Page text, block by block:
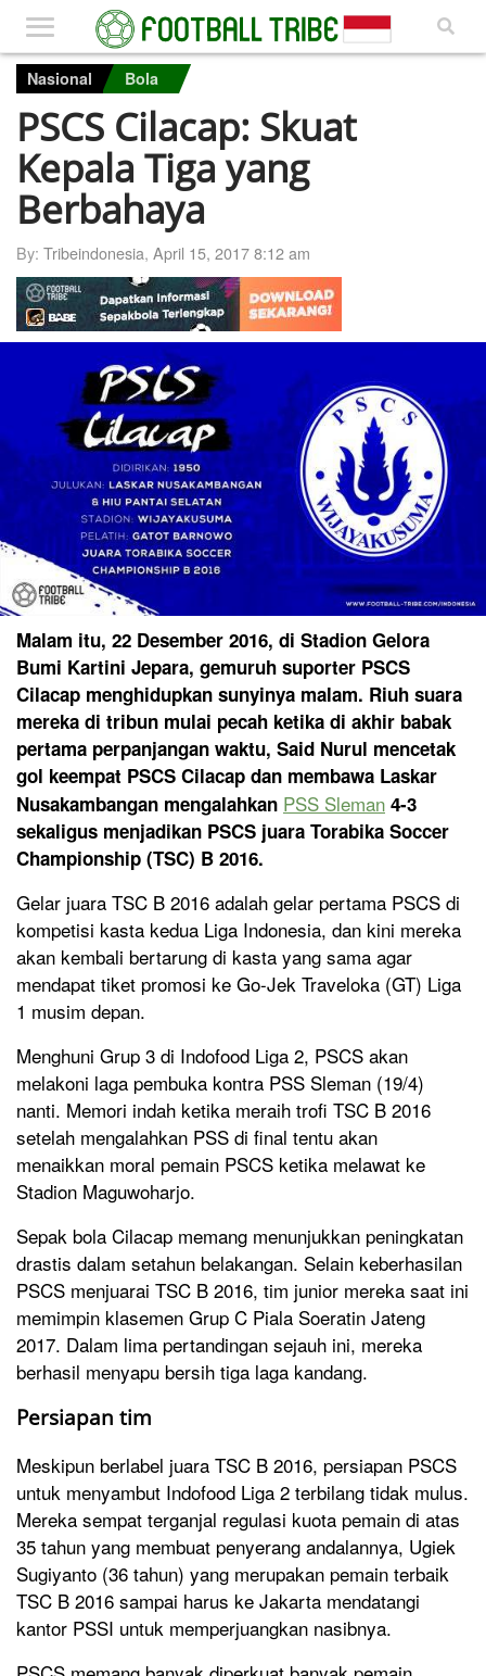
Nasional Bola
PSCS Cilacap: Skuat
Kepala Tiga yang
Berbahaya
By: Tribeindonesia, April 15, 2017 8:12 am
Malam itu, 22 Desember 2016, di Stadion Gelora
Bumi Kartini Jepara, gemuruh suporter PSCS
Cilacap menghidupkan sunyinya malam. Riuh suara
mereka di tribun mulai pecah ketika di akhir babak
pertama perpanjangan waktu, Said Nurul mencetak
gol keempat PSCS Cilacap dan membawa Laskar
Nusakambangan mengalahkan PSS Sleman 4-3
sekaligus menjadikan PSCS juara Torabika Soccer
Championship (TSC) B 2016.
Gelar juara TSC B 2016 adalah gelar pertama PSCS di
kompetisi kasta kedua Liga Indonesia, dan kini mereka
akan kembali bertarung di kasta yang sama agar
mendapat tiket promosi ke Go-Jek Traveloka (GT) Liga
1 musim depan.
Menghuni Grup 3 di Indofood Liga 2, PSCS akan
melakoni laga pembuka kontra PSS Sleman (19/4)
nanti. Memori indah ketika meraih trofi TSC B 2016
setelah mengalahkan PSS di final tentu akan
menaikkan moral pemain PSCS ketika melawat ke
Stadion Maguwoharjo.
Sepak bola Cilacap memang menunjukkan peningkatan
drastis dalam setahun belakangan. Selain keberhasilan
PSCS menjuarai TSC B 2016, tim junior mereka saat ini
memimpin klasemen Grup C Piala Soeratin Jateng
2017. Dalam lima pertandingan sejauh ini, mereka
berhasil menyapu bersih tiga laga kandang.
Persiapan tim
Meskipun berlabel juara TSC B 2016, persiapan PSCS
untuk menyambut Indofood Liga 2 terbilang tidak mulus.
Mereka sempat terganjal regulasi kuota pemain di atas
35 tahun yang membuat penyerang andalannya, Ugiek
Sugiyanto (36 tahun) yang merupakan pemain terbaik
TSC B 2016 sampai harus ke Jakarta mendatangi
kantor PSSI untuk memperjuangkan nasibnya.